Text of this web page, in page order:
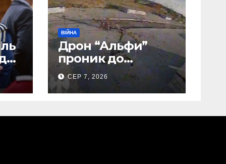
ВІЙНА
Дрон “Альфи”
проник до
Донецького
аеропорту та
спалив “Шахед”
СЕР 7, 2026